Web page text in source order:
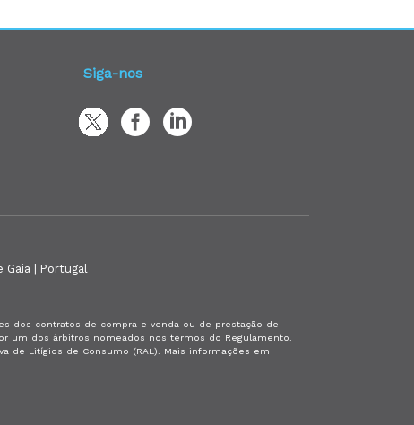
Siga-nos
| Portugal
dos contratos de compra e venda ou de prestação de
um dos árbitros nomeados nos termos do Regulamento.
de Litígios de Consumo (RAL). Mais informações em